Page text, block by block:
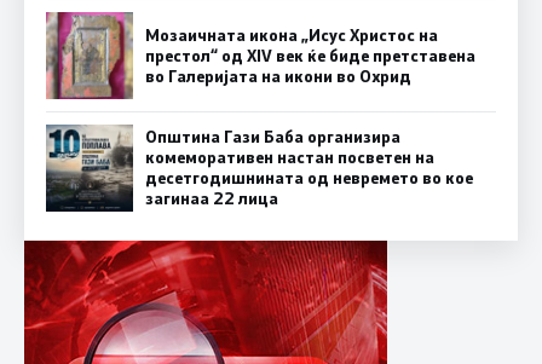
Мозаичната икона „Исус Христос на
престол“ од XIV век ќе биде претставена
во Галеријата на икони во Охрид
Општина Гази Баба организира
комеморативен настан посветен на
десетгодишнината од невремето во кое
загинаа 22 лица